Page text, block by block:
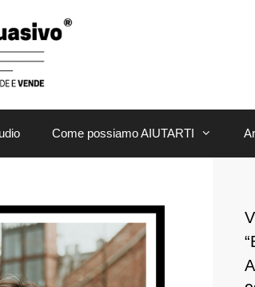
Come possiamo AIUTARTI